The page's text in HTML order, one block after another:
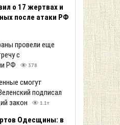
о 17 жертвах и
после атаки РФ
провели еще
с
РФ
378
смогут
подписал
закон
1.1т
Одесщины: в